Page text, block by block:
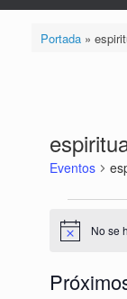
Portada»
Eventos
Aviso No se